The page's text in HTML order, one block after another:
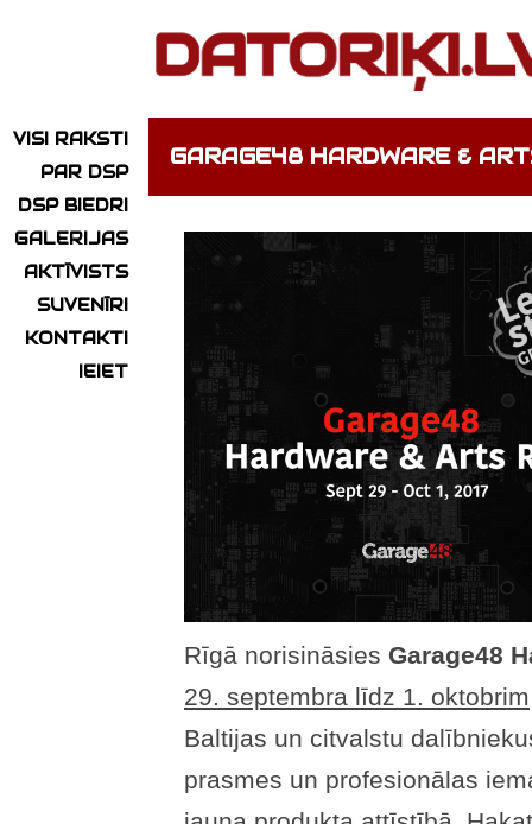
VISI RAKSTI
PAR DSP
DSP BIEDRI
GALERIJAS
AKTĪVISTS
SUVENĪRI
KONTAKTI
IEIET
GARAGE48 HARDWARE &
Rīgā norisināsies Garage48
29. septembra līdz 1. oktobrim
Baltijas un citvalstu
prasmes un profesionālas